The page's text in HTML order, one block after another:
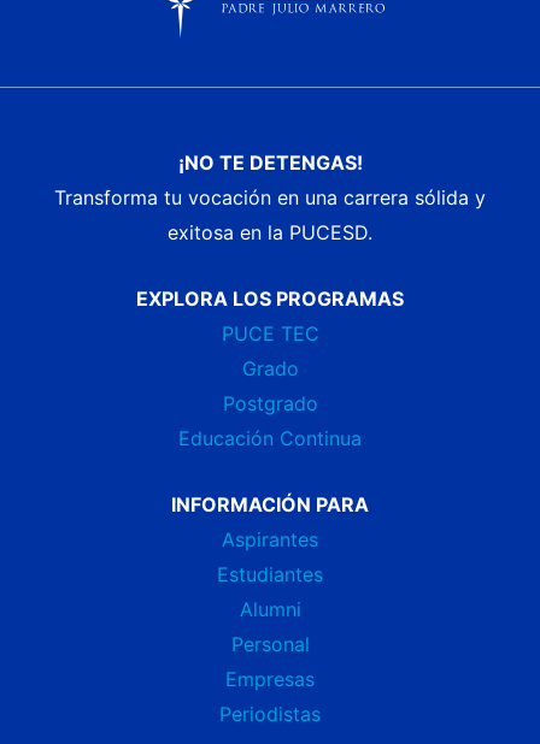
¡NO TE DETENGAS!
Transforma tu vocación en una carrera sólida y
exitosa en la PUCESD.
EXPLORA LOS PROGRAMAS
PUCE TEC
Grado
Postgrado
Educación Continua
INFORMACIÓN PARA
Aspirantes
Estudiantes
Alumni
Personal
Empresas
Periodistas